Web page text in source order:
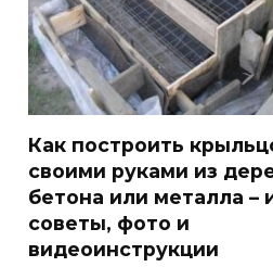
Как построить
своими руками из
бетона или металла –
советы, фото и
видеоинструкции